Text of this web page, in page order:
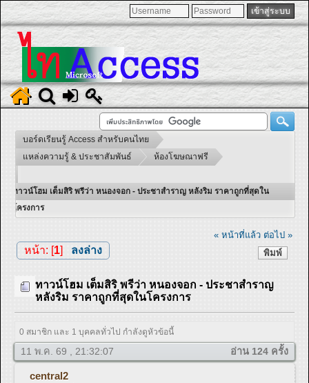
บอร์ดเรียนรู้ Access สำหรับคนไทย
แหล่งความรู้ & ประชาสัมพันธ์
ห้องโฆษณาฟรี
ทาวน์โฮม เต็มสิริ พรีว่า หนองจอก - ประชาสำราญ หลังริม ราคาถูกที่สุดใน
โครงการ
« หน้าที่แล้ว ต่อไป »
พิมพ์
หน้า: [1] ลงล่าง
ทาวน์โฮม เต็มสิริ พรีว่า หนองจอก - ประชาสำราญ
หลังริม ราคาถูกที่สุดในโครงการ
0 สมาชิก และ 1 บุคคลทั่วไป กำลังดูหัวข้อนี้
11 พ.ค. 69 , 21:32:07 อ่าน 124 ครั้ง
central2